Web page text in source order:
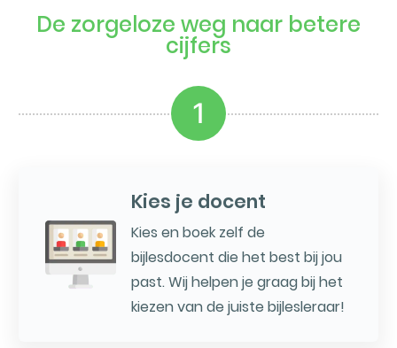
De zorgeloze weg naar betere
cijfers
1
Kies je docent
Kies en boek zelf de
bijlesdocent die het best bij jou
past. Wij helpen je graag bij het
kiezen van de juiste bijlesleraar!